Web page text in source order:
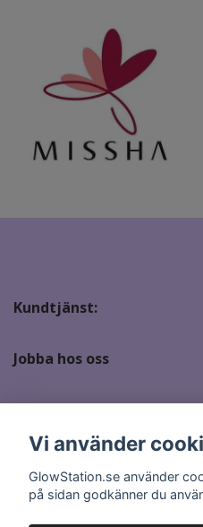
Kundtjänst:
Jobba hos oss
Sociala medier
Vi använder
GlowStation.se använder
på sidan godkänner du